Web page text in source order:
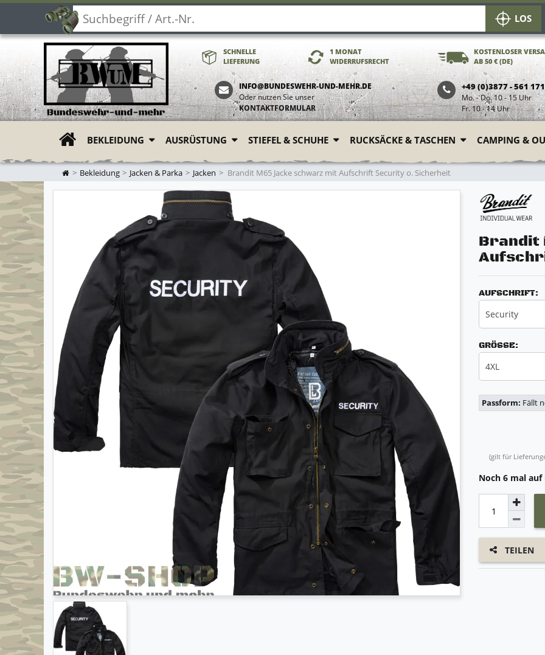
LOS
SCHNELLE
LIEFERUNG
1 MONAT
WIDERRUFSRECHT
KOSTENLOSER
AB 50 € (DE)
INFO@BUNDESWEHR-UND-MEHR.DE
Oder nutzen Sie unser
KONTAKTFORMULAR
+49 (0)3877 - 561 171
Mo. - Do. 10 - 15 Uhr
Fr. 10 - 14 Uhr
ZUR STARTSEITE
BEKLEIDUNG AUSRÜSTUNG STIEFEL & SCHUHE RUCKSÄCKE & TASCHEN CAMPING &
Bekleidung Jacken & Parka Jacken Brandit M65 Jacke schwarz mit Aufschrift Security o. Sicherheit
Brandit
AUFSCHRIFT:
Security
GRÖSSE:
4XL
Passform: Fällt
(gilt für
Noch 6 mal auf
TEILEN